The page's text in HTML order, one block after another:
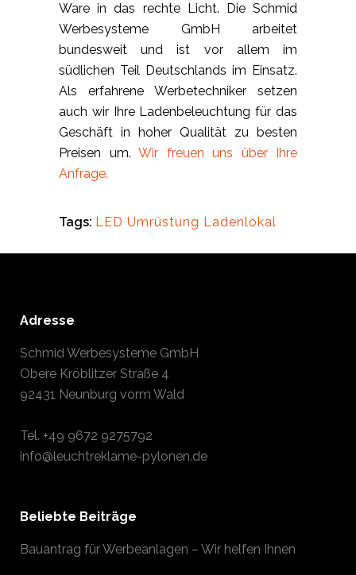
Ware in das rechte Licht. Die Schmid
Werbesysteme GmbH arbeitet
bundesweit und ist vor allem im
südlichen Teil Deutschlands im Einsatz.
Als erfahrene Werbetechniker setzen
auch wir Ihre Ladenbeleuchtung für das
Geschäft in hoher Qualität zu besten
Preisen um. Wir freuen uns über Ihre
Anfrage.
Tags: LED Umrüstung Ladenlokal
Adresse
Schmid Werbesysteme GmbH
Obere Kröblitzer Straße 4
92431 Neunburg vorm Wald
Tel. +49 9672 9275792
info@leuchtreklame-pylonen.de
Beliebte Beiträge
Bauantrag für Werbeanlagen – Wir helfen Ihnen